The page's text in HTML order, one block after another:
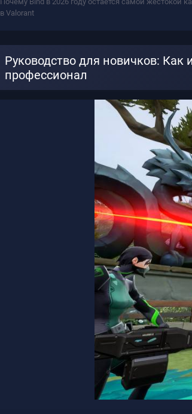
в Valorant
Руководство для новичков: Как
профессионал